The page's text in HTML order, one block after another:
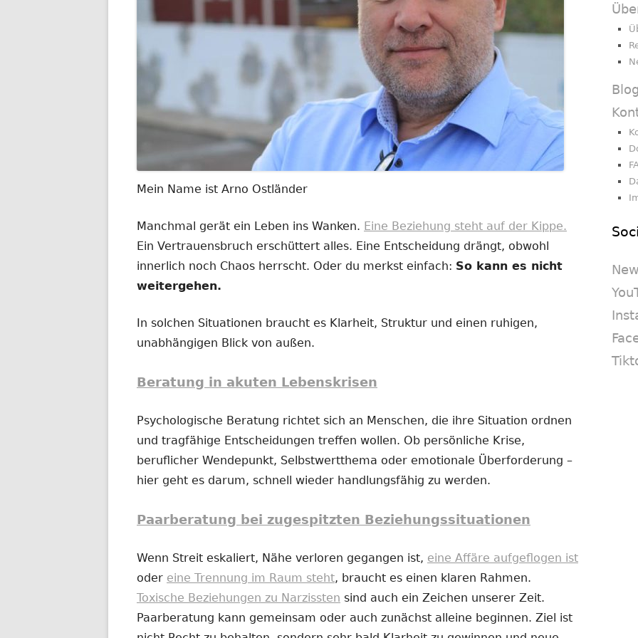
Mein Name ist Arno Ostländer
Manchmal gerät ein Leben ins Wanken. Eine Beziehung steht auf der Kippe.
Ein Vertrauensbruch erschüttert alles. Eine Entscheidung drängt, obwohl
innerlich noch Chaos herrscht. Oder du merkst einfach: So kann es nicht
weitergehen.
In solchen Situationen braucht es Klarheit, Struktur und einen ruhigen,
unabhängigen Blick von außen.
Beratung in akuten Lebenskrisen
Psychologische Beratung richtet sich an Menschen, die ihre Situation ordnen
und tragfähige Entscheidungen treffen wollen. Ob persönliche Krise,
beruflicher Wendepunkt, Selbstwertthema oder emotionale Überforderung –
hier geht es darum, schnell wieder handlungsfähig zu werden.
Paarberatung bei zugespitzten Beziehungssituationen
Wenn Streit eskaliert, Nähe verloren gegangen ist, eine Affäre aufgeflogen ist
oder eine Trennung im Raum steht, braucht es einen klaren Rahmen.
Toxische Beziehungen zu Narzissten sind auch ein Zeichen unserer Zeit.
Paarberatung kann gemeinsam oder auch zunächst alleine beginnen. Ziel ist
Blog